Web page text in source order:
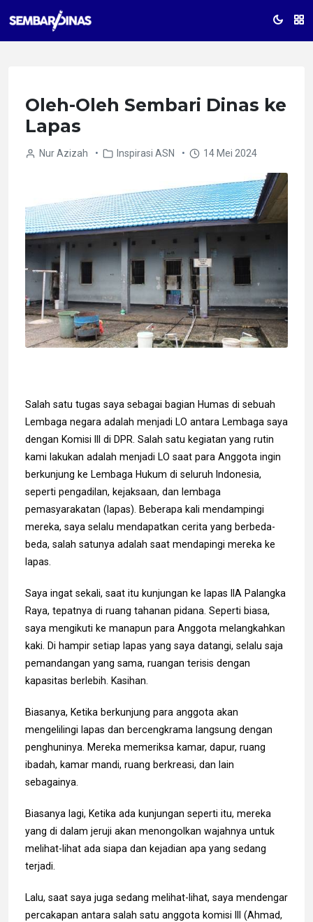
Oleh-Oleh Sembari Dinas ke
Lapas
Nur Azizah • Inspirasi ASN • 14 Mei 2024
Salah satu tugas saya sebagai bagian Humas di sebuah
Lembaga negara adalah menjadi LO antara Lembaga saya
dengan Komisi III di DPR. Salah satu kegiatan yang rutin
kami lakukan adalah menjadi LO saat para Anggota ingin
berkunjung ke Lembaga Hukum di seluruh Indonesia,
seperti pengadilan, kejaksaan, dan lembaga
pemasyarakatan (lapas). Beberapa kali mendampingi
mereka, saya selalu mendapatkan cerita yang berbeda-
beda, salah satunya adalah saat mendapingi mereka ke
lapas.
Saya ingat sekali, saat itu kunjungan ke lapas IIA Palangka
Raya, tepatnya di ruang tahanan pidana. Seperti biasa,
saya mengikuti ke manapun para Anggota melangkahkan
kaki. Di hampir setiap lapas yang saya datangi, selalu saja
pemandangan yang sama, ruangan terisis dengan
kapasitas berlebih. Kasihan.
Biasanya, Ketika berkunjung para anggota akan
mengelilingi lapas dan bercengkrama langsung dengan
penghuninya. Mereka memeriksa kamar, dapur, ruang
ibadah, kamar mandi, ruang berkreasi, dan lain
sebagainya.
Biasanya lagi, Ketika ada kunjungan seperti itu, mereka
yang di dalam jeruji akan menongolkan wajahnya untuk
melihat-lihat ada siapa dan kejadian apa yang sedang
terjadi.
Lalu, saat saya juga sedang melihat-lihat, saya mendengar
percakapan antara salah satu anggota komisi III (Ahmad,